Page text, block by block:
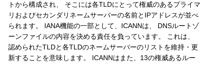
トから構成され、 そこには各TLDにとって権威のあるプライマ
リおよびセカンダリネームサーバーの名前とIPアドレスが並べ
られます。 IANA機能の一部として、ICANNは、 DNSルートゾ
ーンファイルの内容を決める責任を負っています。 これは、
認められたTLDと各TLDのネームサーバーのリストを維持・更
新することを意味します。 ICANNはまた、13の権威あるルー